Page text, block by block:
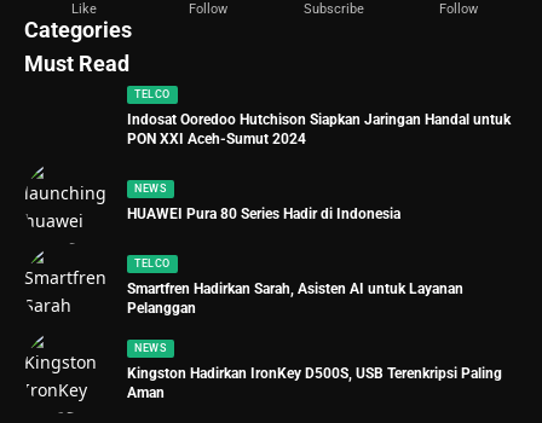
Like Follow Subscribe Follow
Categories
2029 Articles
Must Read
TELCO
Indosat Ooredoo Hutchison Siapkan Jaringan Handal untuk
PON XXI Aceh-Sumut 2024
NEWS
HUAWEI Pura 80 Series Hadir di Indonesia
TELCO
Smartfren Hadirkan Sarah, Asisten AI untuk Layanan
Pelanggan
NEWS
Kingston Hadirkan IronKey D500S, USB Terenkripsi Paling
Aman